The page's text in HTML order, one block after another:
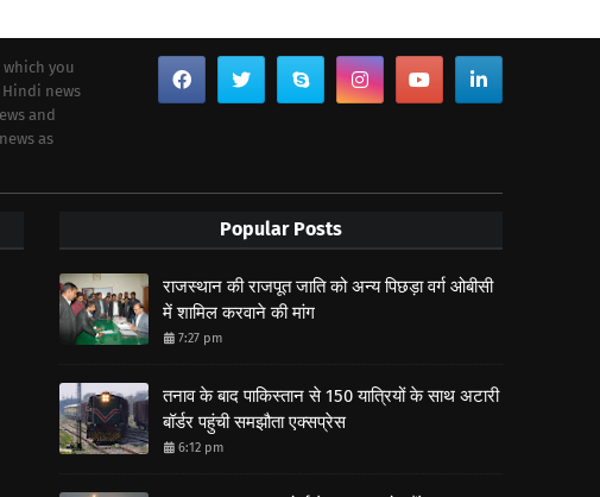
you
news
and
as
Popular Posts
राजस्थान की राजपूत जाति को अन्य पिछड़ा वर्ग ओबीसी
में शामिल करवाने की मांग
7:27 pm
तनाव के बाद पाकिस्तान से 150 यात्रियों के साथ अटारी
बॉर्डर पहुंची समझौता एक्सप्रेस
6:12 pm